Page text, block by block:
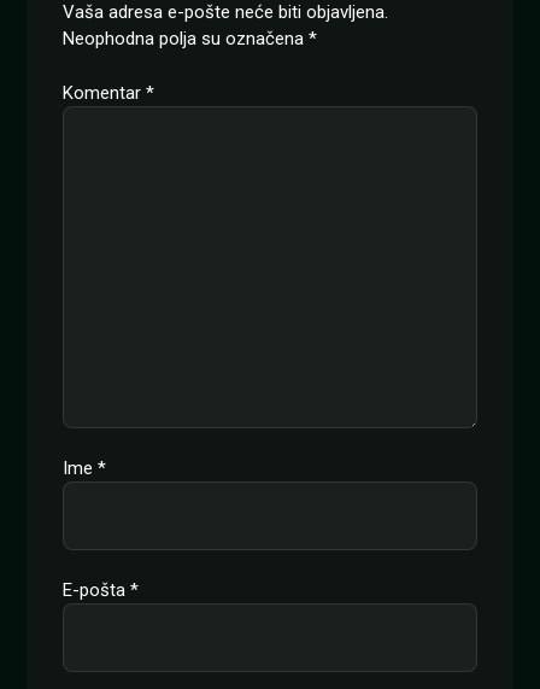
Vaša adresa e-pošte neće biti objavljena.
Neophodna polja su označena *
Komentar *
Ime *
E-pošta *